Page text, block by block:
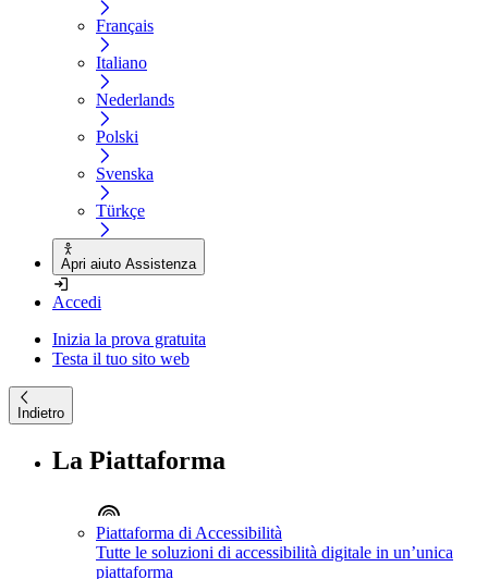
Français
Italiano
Nederlands
Polski
Svenska
Türkçe
Apri aiuto Assistenza
Accedi
Inizia la prova gratuita
Testa il tuo sito web
Indietro
La Piattaforma
Piattaforma di Accessibilità
Tutte le soluzioni di accessibilità digitale in un’unica
piattaforma